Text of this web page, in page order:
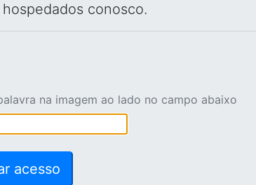
conosco.
na imagem ao lado no campo abaixo